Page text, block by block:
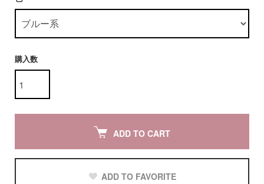
購入数
ADD TO CART
ADD TO FAVORITE